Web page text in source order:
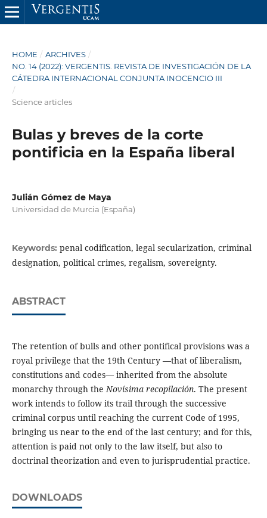
HOME / ARCHIVES /
NO. 14 (2022): VERGENTIS. REVISTA DE INVESTIGACIÓN DE LA
CÁTEDRA INTERNACIONAL CONJUNTA INOCENCIO III
/
Science articles
Bulas y breves de la corte
pontificia en la España liberal
Julián Gómez de Maya
Universidad de Murcia (España)
Keywords: penal codification, legal secularization, criminal
designation, political crimes, regalism, sovereignty.
ABSTRACT
The retention of bulls and other pontifical provisions was a
royal privilege that the 19th Century ―that of liberalism,
constitutions and codes― inherited from the absolute
monarchy through theNovísima recopilación. The present
work intends to follow its trail through the successive
criminal corpus until reaching the current Code of 1995,
bringing us near to the end of the last century; and for this,
attention is paid not only to the law itself, but also to
doctrinal theorization and even to jurisprudential practice.
DOWNLOADS